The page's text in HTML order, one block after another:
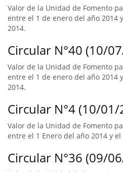
Valor de la Unidad de Fomento
entre el 1 de enero del año 2014
2014.
Circular N°40 (10/
Valor de la Unidad de Fomento
entre el 1 de enero del año 2014
2014.
Circular N°4 (10/
Valor de la Unidad de Fomento
entre el 1 Enero del año 2014 y
Circular N°36 (09/